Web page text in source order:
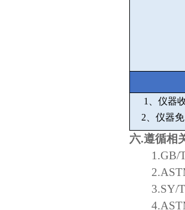
1
、仪器
2 、仪器
六.遵循相
1.GB/
3.SY/